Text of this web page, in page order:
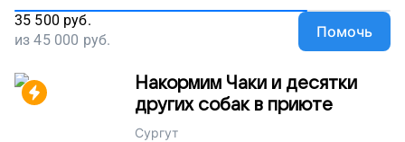
35 500 руб.
из45 000 руб. Помочь
Накормим Чаки и десятки
других собак в приюте
Сургут